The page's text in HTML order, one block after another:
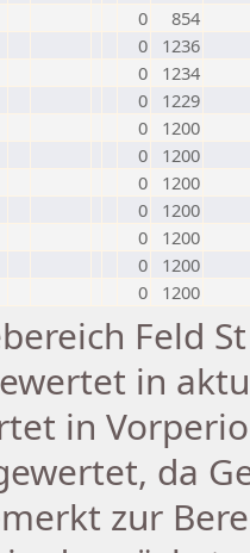
0
854
0
1236
0
1234
0
1229
0
1200
0
1200
0
1200
0
1200
0
1200
0
1200
0 1200
Feld
in
in
da
zur